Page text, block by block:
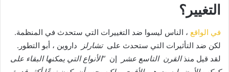
التغيير؟
في الواقع ، الناس ليسوا ضد التغييرات التي ستحدث في المنظمة.
لكن ضد التأثيرات التي ستحدث علىتشارلز
داروين ، أبو التطور.
لقد قيل منذالقرنالتاسع عشر إن“الأنواع التي يمكنها البقاء على